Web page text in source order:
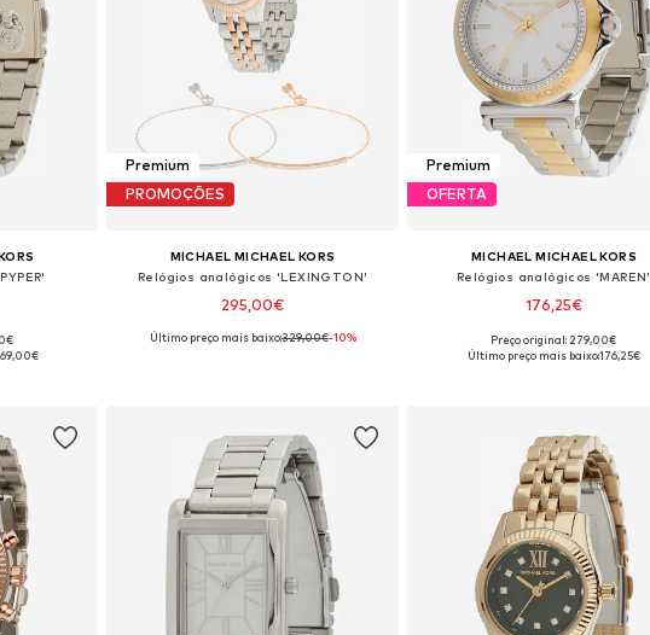
Size
Premium
PROMOÇÕES
MICHAEL MICHAEL KORS
Relógios analógicos 'LEXINGTON'
295,00€
Tamanhos disponíveis: One Size
Último preço mais baixo:329,00€-10%
Premium
OFERTA
MICHAEL MICHAEL KORS
Relógios analógicos 'MAREN'
176,25€
Tamanhos disponíveis: One Size
Preço original: 279,00€
Último preço mais baixo:176,25€